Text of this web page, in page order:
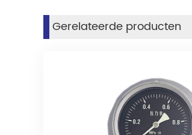
Gerelateerde producten